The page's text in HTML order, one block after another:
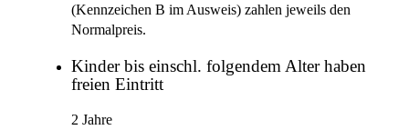
(Kennzeichen B im Ausweis) zahlen jeweils den
Normalpreis.
Kinder bis einschl. folgendem Alter haben
freien Eintritt
2 Jahre